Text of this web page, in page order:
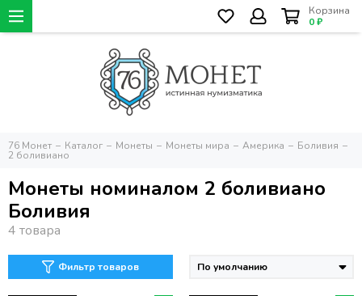
Корзина
0 ₽
76 Монет Каталог Монеты Монеты мира Америка Боливия
2 боливиано
Монеты номиналом 2 боливиано
Боливия
Фильтр товаров